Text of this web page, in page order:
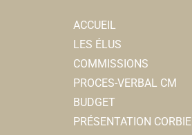
ACCUEIL
LES ÉLUS
COMMISSIONS
PROCES-VERBAL CM
BUDGET
PRÉSENTATION CORBIE